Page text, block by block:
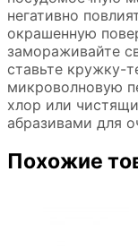
негативно
окрашенную
замораживайте
ставьте кружку-
микроволновую
хлор или
абразивами для
Похожие